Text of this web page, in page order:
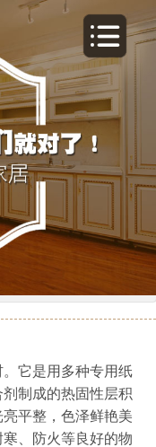
方法
它是用多种专用纸
制成的热固性层积
平整，色泽鲜艳美
、防火等良好的物